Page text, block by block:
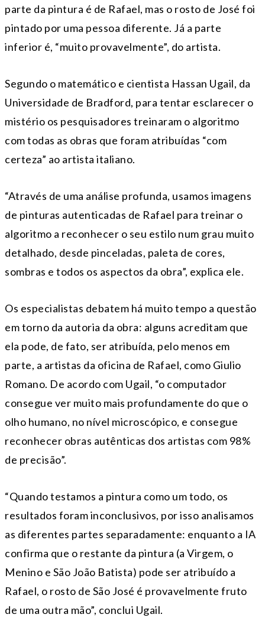
parte da pintura é de Rafael, mas o rosto de José foi
pintado por uma pessoa diferente. Já a parte
inferior é, “muito provavelmente”, do artista.
Segundo o matemático e cientista Hassan Ugail, da
Universidade de Bradford, para tentar esclarecer o
mistério os pesquisadores treinaram o algoritmo
com todas as obras que foram atribuídas “com
certeza” ao artista italiano.
“Através de uma análise profunda, usamos imagens
de pinturas autenticadas de Rafael para treinar o
algoritmo a reconhecer o seu estilo num grau muito
detalhado, desde pinceladas, paleta de cores,
sombras e todos os aspectos da obra”, explica ele.
Os especialistas debatem há muito tempo a questão
em torno da autoria da obra: alguns acreditam que
ela pode, de fato, ser atribuída, pelo menos em
parte, a artistas da oficina de Rafael, como Giulio
Romano. De acordo com Ugail, “o computador
consegue ver muito mais profundamente do que o
olho humano, no nível microscópico, e consegue
reconhecer obras autênticas dos artistas com 98%
de precisão”.
“Quando testamos a pintura como um todo, os
resultados foram inconclusivos, por isso analisamos
as diferentes partes separadamente: enquanto a IA
confirma que o restante da pintura (a Virgem, o
Menino e São João Batista) pode ser atribuído a
Rafael, o rosto de São José é provavelmente fruto
de uma outra mão”, conclui Ugail.